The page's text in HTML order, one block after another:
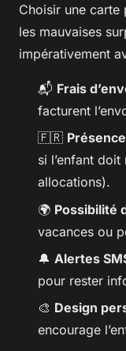
Choisir une carte
les mauvaises
impérativement
📬 Frais
facturent
🇫🇷
si l’enfant
allocations).
🌍 Possibilité
vacances ou
🔔 Alertes
pour rester
🎨 Design
encourage